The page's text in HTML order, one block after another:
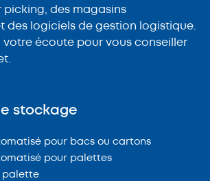
picking, des magasins
des logiciels de gestion logistique.
votre écoute pour vous conseiller
stockage
pour bacs ou cartons
pour palettes
palette